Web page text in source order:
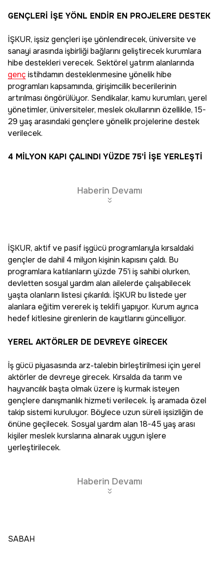
GENÇLERİ İŞE YÖNL ENDİR EN PROJELERE DESTEK
İŞKUR, işsiz gençleri işe yönlendirecek, üniversite ve
sanayi arasında işbirliği bağlarını geliştirecek kurumlara
hibe destekleri verecek. Sektörel yatırım alanlarında
genç istihdamın desteklenmesine yönelik hibe
programları kapsamında, girişimcilik becerilerinin
artırılması öngörülüyor. Sendikalar, kamu kurumları, yerel
yönetimler, üniversiteler, meslek okullarının özellikle, 15-
29 yaş arasındaki gençlere yönelik projelerine destek
verilecek.
4 MİLYON KAPI ÇALINDI YÜZDE 75'İ İŞE YERLEŞTİ
Haberin Devamı
İŞKUR, aktif ve pasif işgücü programlarıyla kırsaldaki
gençler de dahil 4 milyon kişinin kapısını çaldı. Bu
programlara katılanların yüzde 75'i iş sahibi olurken,
devletten sosyal yardım alan ailelerde çalışabilecek
yaşta olanların listesi çıkarıldı. İŞKUR bu listede yer
alanlara eğitim vererek iş teklifi yapıyor. Kurum ayrıca
hedef kitlesine girenlerin de kayıtlarını güncelliyor.
YEREL AKTÖRLER DE DEVREYE GİRECEK
İş gücü piyasasında arz-talebin birleştirilmesi için yerel
aktörler de devreye girecek. Kırsalda da tarım ve
hayvancılık başta olmak üzere iş kurmak isteyen
gençlere danışmanlık hizmeti verilecek. İş aramada özel
takip sistemi kuruluyor. Böylece uzun süreli işsizliğin de
önüne geçilecek. Sosyal yardım alan 18-45 yaş arası
kişiler meslek kurslarına alınarak uygun işlere
yerleştirilecek.
Haberin Devamı
SABAH